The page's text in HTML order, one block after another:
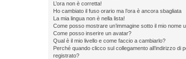
L’ora non è corretta!
Ho cambiato il fuso orario ma l’ora è ancora sbagliata
La mia lingua non è nella lista!
Come posso mostrare un’immagine sotto il mio nome
Come posso inserire un avatar?
Qual è il mio livello e come faccio a cambiarlo?
Perché quando clicco sul collegamento all’indirizzo
registrato?